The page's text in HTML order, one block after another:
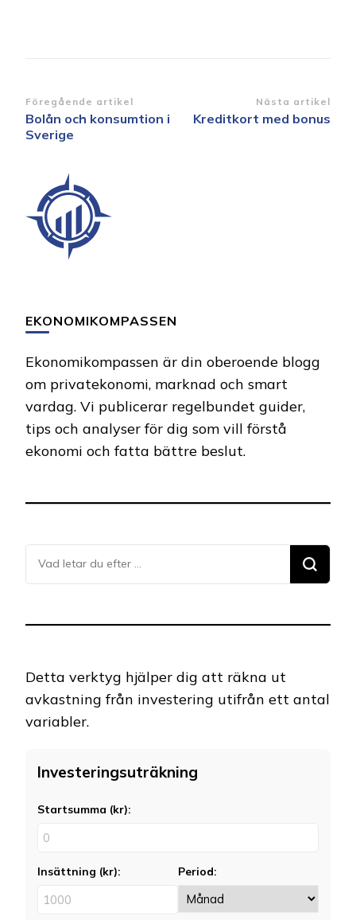
Inläggsnavigering
Föregående artikel
Bolån och konsumtion i
Sverige
Nästa artikel
Kreditkort med bonus
EKONOMIKOMPASSEN
Ekonomikompassen är din oberoende blogg
om privatekonomi, marknad och smart
vardag. Vi publicerar regelbundet guider,
tips och analyser för dig som vill förstå
ekonomi och fatta bättre beslut.
Letar
du
något?
Detta verktyg hjälper dig att räkna ut
avkastning från investering utifrån ett antal
variabler.
Investeringsuträkning
Startsumma (kr):
Insättning (kr): Period: